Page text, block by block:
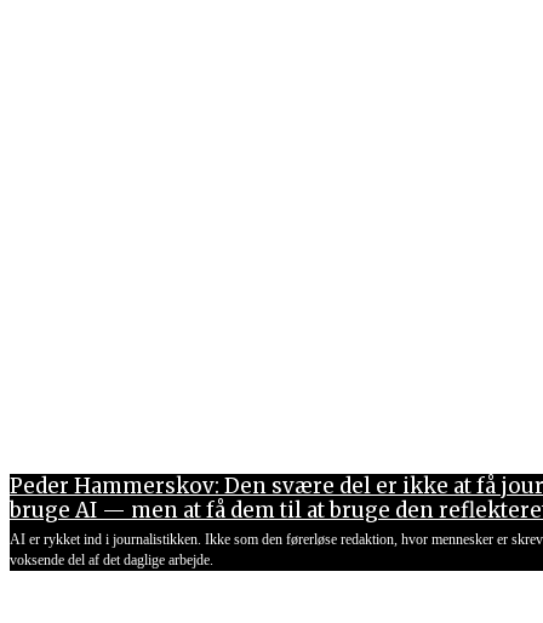
Peder Hammerskov: Den svære del er ikke at få
bruge AI — men at få dem til at bruge den
AI er rykket ind i journalistikken. Ikke som den førerløse redaktion, hvor mennesker er
voksende del af det daglige arbejde.